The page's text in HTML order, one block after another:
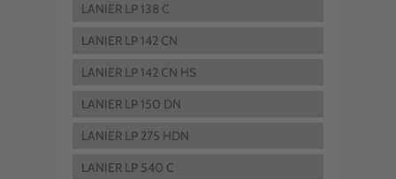
LANIER LP 138 C
LANIER LP 142 CN
LANIER LP 142 CN HS
LANIER LP 150 DN
LANIER LP 275 HDN
LANIER LP 540 C